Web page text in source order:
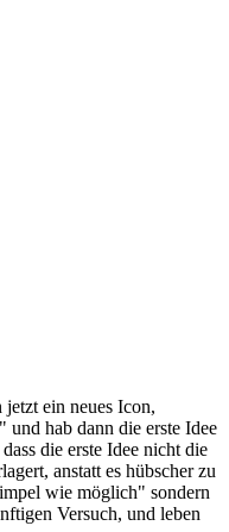
ein neues Icon,
hab dann die erste Idee
die erste Idee nicht die
anstatt es hübscher zu
wie möglich" sondern
Versuch, und leben